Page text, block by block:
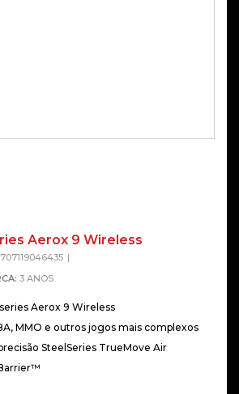
Aerox 9 Wireless
3 ANOS
Aerox 9 Wireless
MMO e outros jogos mais complexos
SteelSeries TrueMove Air